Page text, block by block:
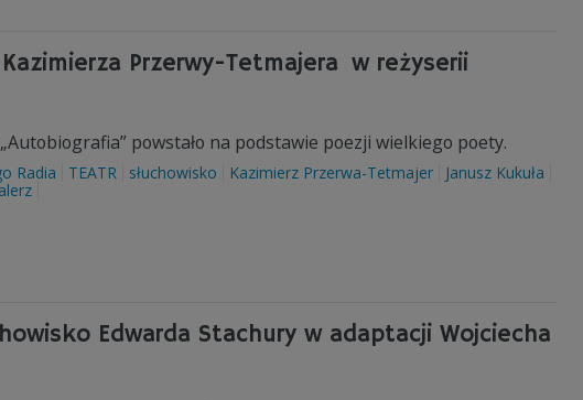
Przerwy-Tetmajera w reżyserii
powstało na podstawie poezji wielkiego poety.
Radia TEATR słuchowisko Kazimierz Przerwa-Tetmajer
Janusz Kukuła
Edwarda Stachury w adaptacji Wojciecha